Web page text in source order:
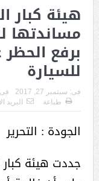
هيئة كبار
مساندتها
برفع
للسيارة
فى: سبتمبر 27, 2017
طباعة
البريد
الجودة : التحرير
جددت هيئة